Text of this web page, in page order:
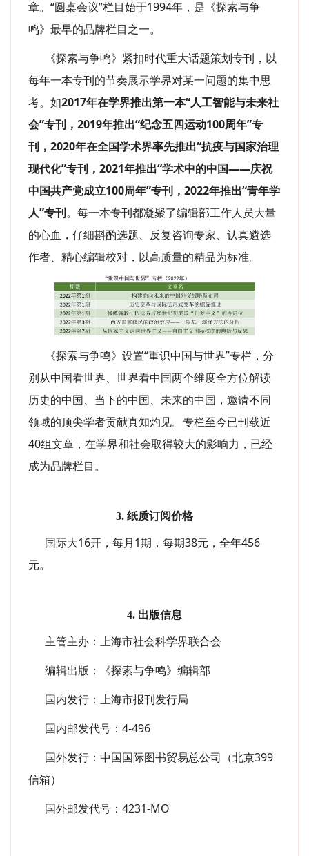
章。“圆桌会议”栏目始于1994年，是《探索与争
鸣》最早的品牌栏目之一。
《探索与争鸣》紧扣时代重大话题策划专刊，以
每年一本专刊的节奏展示学界对某一问题的集中思
考。如2017年在学界推出第一本“人工智能与未来社
会”专刊，2019年推出“纪念五四运动100周年”专
刊，2020年在全国学术界率先推出“抗疫与国家治理
现代化”专刊，2021年推出“学术中的中国——庆祝
中国共产党成立100周年”专刊，2022年推出“青年学
人”专刊。每一本专刊都凝聚了编辑部工作人员大量
的心血，仔细斟酌选题、反复咨询专家、认真遴选
作者、精心编辑校对，以高质量的精品为标准。
《探索与争鸣》设置“重识中国与世界”专栏，分
别从中国看世界、世界看中国两个维度全方位解读
历史的中国、当下的中国、未来的中国，邀请不同
领域的顶尖学者贡献真知灼见。专栏至今已刊载近
40组文章，在学界和社会取得较大的影响力，已经
成为品牌栏目。
3. 纸质订阅价格
国际大16开，每月1期，每期38元，全年456
元。
4. 出版信息
主管主办：上海市社会科学界联合会
编辑出版：《探索与争鸣》编辑部
国内发行：上海市报刊发行局
国内邮发代号：4-496
国外发行：中国国际图书贸易总公司（北京399
信箱）
国外邮发代号：4231-MO